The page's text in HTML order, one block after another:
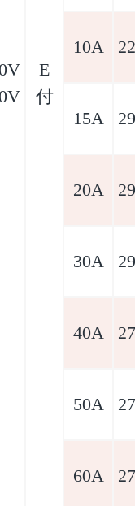
E
付
10A
15A
20A
30A
40A
50A
60A